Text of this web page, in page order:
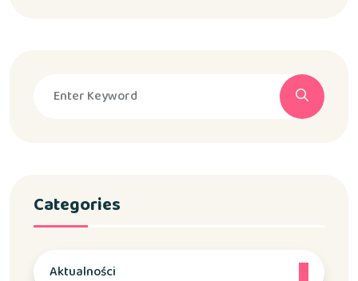
Categories
Aktualności